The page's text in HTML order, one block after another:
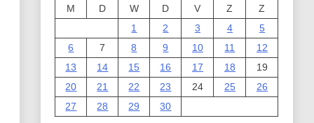
M
D W D V Z
Z
1
2 3 4
5
6
7 8 9 10 11
12
13
14 15 16 17 18
19
20
21 22 23 24 25
26
27
28 29 30